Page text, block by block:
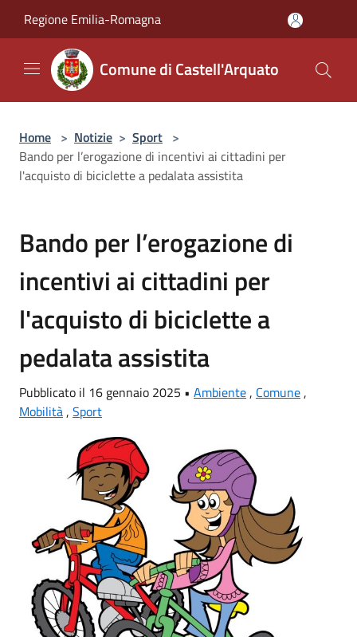
Regione Emilia-Romagna
Comune di Castell'Arquato
Home > Notizie > Sport >
Bando per l’erogazione di incentivi ai cittadini per
l'acquisto di biciclette a pedalata assistita
Bando per l’erogazione di
incentivi ai cittadini per
l'acquisto di biciclette a
pedalata assistita
Pubblicato il 16 gennaio 2025 • Ambiente , Comune ,
Mobilità , Sport